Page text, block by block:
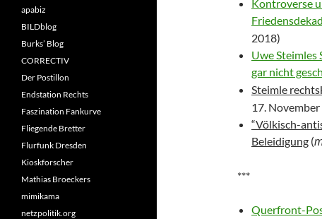
Kontroverse
2018)
Uwe Steimles
gar nicht
Steimle
17.
“Völkisch-
Beleidigung (
***
Querfront-
apabiz
BILDblog
Burks’ Blog
CORRECTIV
Der Postillon
Endstation Rechts
Faszination Fankurve
Fliegende Bretter
Flurfunk Dresden
Kioskforscher
Mathias Broeckers
mimikama
netzpolitik.org